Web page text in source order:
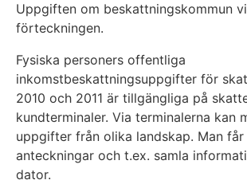
Uppgiften om beskattningskommun
förteckningen.
Fysiska personers offentliga
inkomstbeskattningsuppgifter för
2010 och 2011 är tillgängliga på
kundterminaler. Via terminalerna kan
uppgifter från olika landskap. Man
anteckningar och t.ex. samla
dator.